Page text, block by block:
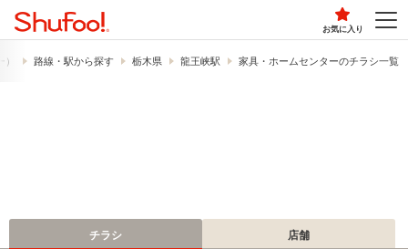
お気に入り
路線・駅から探す 栃木県 龍王峡駅 家具・ホームセンターのチラシ一覧
チラシ 店舗